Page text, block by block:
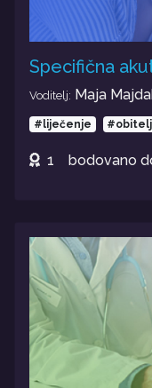
Specifična
Voditelj: Maja
#liječenje
1 bodovano